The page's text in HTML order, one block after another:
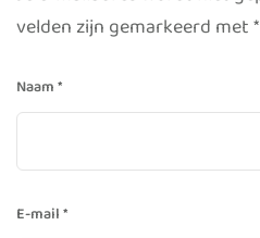
velden zijn gemarkeerd met*
Naam*
E-mail*